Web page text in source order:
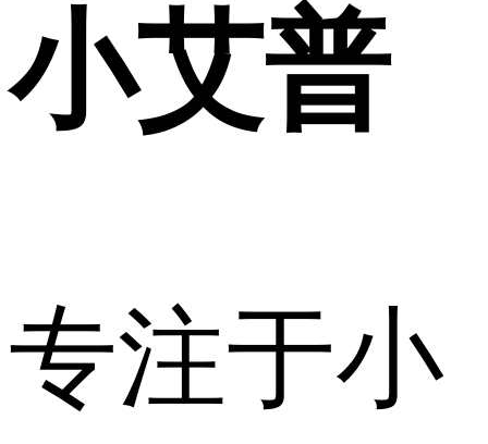
小艾普
专注于小